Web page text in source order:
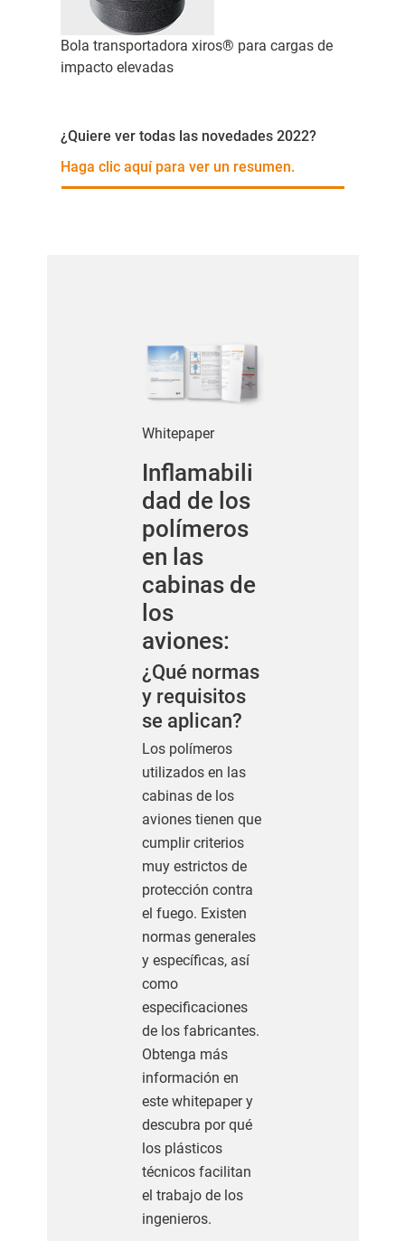
Bola transportadora xiros® para cargas de
impacto elevadas
¿Quiere ver todas las novedades 2022?
Haga clic aquí para ver un resumen.
Whitepaper
Inflamabili
dad de los
polímeros
en las
cabinas de
los
aviones:
¿Qué normas
y requisitos
se aplican?
Los polímeros
utilizados en las
cabinas de los
aviones tienen que
cumplir criterios
muy estrictos de
protección contra
el fuego. Existen
normas generales
y específicas, así
como
especificaciones
de los fabricantes.
Obtenga más
información en
este whitepaper y
descubra por qué
los plásticos
técnicos facilitan
el trabajo de los
ingenieros.